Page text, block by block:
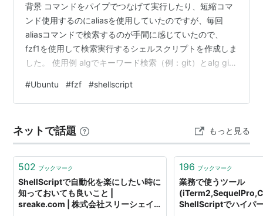
背景 コマンドをパイプでつなげて実行したり、短縮コマ
ンド使用するのにaliasを使用していたのですが、毎回
aliasコマンドで検索するのが手間に感じていたので、
fzf1を使用して検索実行するシェルスクリプトを作成しま
した。 使用例 algでキーワード検索（例：git）とalg git
たものが対象です。 # $HOME/.bashrc alias fzfup="cd
~/.fzf && git pull && ./install && cd" 使用例（alg > git)
ト(…
#Ubuntu #fzf #shellscript
ネットで話題 もっと見る
502 ブックマーク
ShellScriptで自動化を楽にしたい時に
知っておいても良いこと |
sreake.com | 株式会社スリーシェイ
196 ブックマーク
業務で使うツール
ShellScriptでハイパ